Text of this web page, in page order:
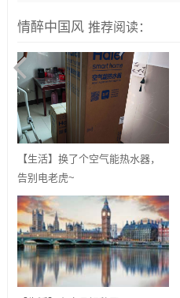
情醉中国风 推荐阅读：
【生活】换了个空气能热水器，
告别电老虎~